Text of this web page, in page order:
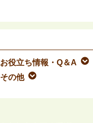
お役立ち情報・Q＆A
その他